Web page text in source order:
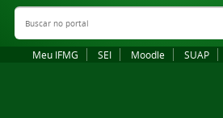
Buscar no portal
Meu IFMG SEI Moodle SUAP